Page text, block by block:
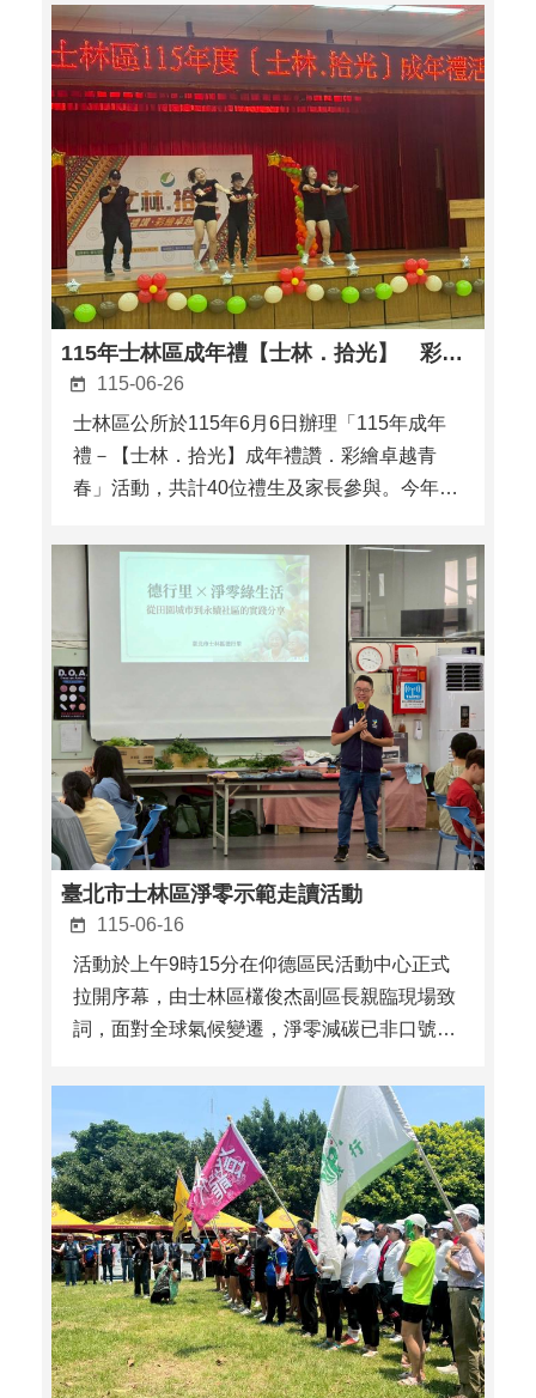
深耕地方、服務市民的辛勞與奉獻。本次典禮
中，士林區共有14位民政夥伴獲獎，包含滿6
屆且年滿65歲資深里長、服務滿10年資深里
長、服務滿3 ...更多
115年士林區成年禮【士林．拾光】 彩繪卓越青春見證成長蛻變
115-06-26
士林區公所於115年6月6日辦理「115年成年
禮－【士林．拾光】成年禮讚．彩繪卓越青
春」活動，共計40位禮生及家長參與。今年活
意涵、生命教育及親子互動體驗，透過成年儀
式與團隊活動，引導少年朋友們思考責任、感
恩與自我成長的重要意義。本次活動亮點之一
為「生命圖騰彩 ...更多
臺北市士林區淨零示範走讀活動
115-06-16
活動於上午9時15分在仰德區民活動中心正式
拉開序幕，由士林區欉俊杰副區長親臨現場致
詞，面對全球氣候變遷，淨零減碳已非口號，
里張僡美里長進行精采的簡報分享，張僡美里
長深入淺出地解說並分享如何將「綠色永續」
的DNA植入鄰里日常，為接下來的實地走讀奠
定知識基礎。觀摩 ...更多